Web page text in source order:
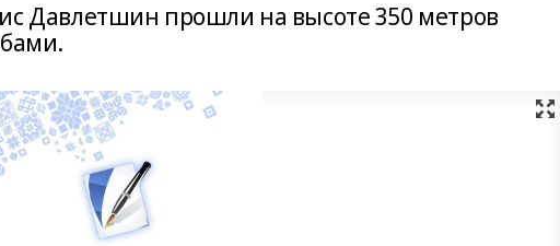
Давлетшин прошли на высоте 350 метров